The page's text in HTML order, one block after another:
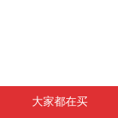
大家都在买